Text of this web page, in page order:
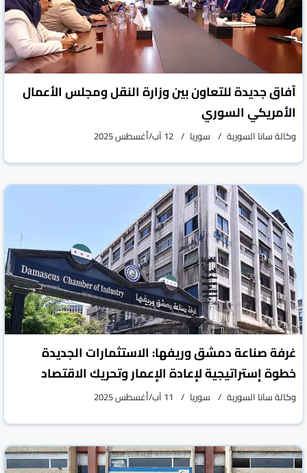
آفاق جديدة للتعاون بين وزارة النقل ومجلس الأعمال
الأمريكي السوري
وكالة سانا السورية سوريا 12 آب/أغسطس 2025
غرفة صناعة دمشق وريفها: الاستثمارات الجديدة
خطوة إستراتيجية لإعادة الإعمار وتحريك الاقتصاد
وكالة سانا السورية سوريا 11 آب/أغسطس 2025